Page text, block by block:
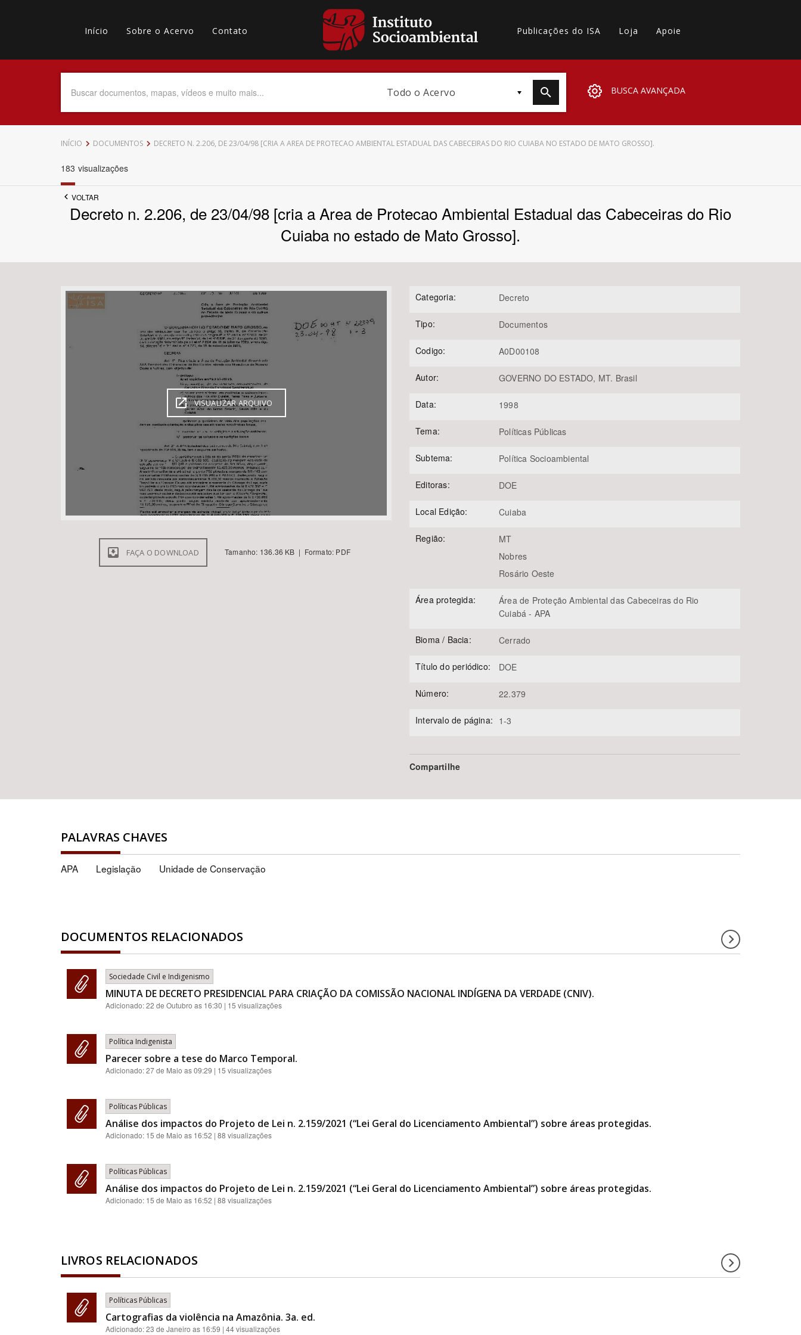
Main
navigation
Início Sobre o Acervo Contato
secundário
Publicações do ISA Loja Apoie
Todo o Acervo BUSCA AVANÇADA
Data do Documento Até
Povo Indígena
Tema Subtema
Área Protegida
INÍCIO DOCUMENTOS DECRETO N. 2.206, DE 23/04/98 [CRIA A AREA DE PROTECAO AMBIENTAL ESTADUAL DAS CABECEIRAS DO RIO CUIABA NO ESTADO DE MATO GROSSO].
183 visualizações
VOLTAR
Decreto n. 2.206, de 23/04/98 [cria a Area de Protecao Ambiental Estadual das Cabeceiras do Rio
Cuiaba no estado de Mato Grosso].
VISUALIZAR ARQUIVO
FAÇA O DOWNLOAD Tamanho: 136.36 KB | Formato: PDF
Categoria: Decreto
Tipo: Documentos
Codigo: A0D00108
Autor: GOVERNO DO ESTADO, MT. Brasil
Data: 1998
Tema: Políticas Públicas
Subtema: Política Socioambiental
Editoras: DOE
Local Edição: Cuiaba
Região:
MT
Nobres
Rosário Oeste
Área protegida:
Área de Proteção Ambiental das Cabeceiras do Rio
Cuiabá - APA
Bioma / Bacia: Cerrado
Título do periódico: DOE
Número: 22.379
Intervalo de página: 1-3
Compartilhe
PALAVRAS CHAVES
APA Legislação Unidade de Conservação
DOCUMENTOS RELACIONADOS
Sociedade Civil e Indigenismo
MINUTA DE DECRETO PRESIDENCIAL PARA CRIAÇÃO DA COMISSÃO NACIONAL INDÍGENA DA VERDADE (CNIV).
Adicionado:22 de Outubro as 16:30 | 15 visualizações
Política Indigenista
Parecer sobre a tese do Marco Temporal.
Adicionado:27 de Maio as 09:29 | 15 visualizações
Políticas Públicas
Análise dos impactos do Projeto de Lei n. 2.159/2021 (“Lei Geral do Licenciamento Ambiental”) sobre áreas protegidas.
Adicionado: 15 de Maio as 16:52 | 88 visualizações
Políticas Públicas
Análise dos impactos do Projeto de Lei n. 2.159/2021 (“Lei Geral do Licenciamento Ambiental”) sobre áreas protegidas.
Adicionado: 15 de Maio as 16:52 | 88 visualizações
LIVROS RELACIONADOS
Políticas Públicas
Cartografias da violência na Amazônia. 3a. ed.
Adicionado:23 de Janeiro as 16:59 | 44 visualizações